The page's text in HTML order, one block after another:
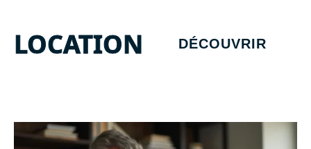
LOCATION DÉCOUVRIR